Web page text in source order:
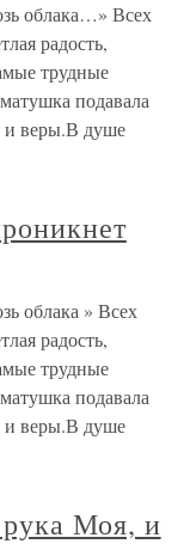
облака…» Всех
радость,
трудные
подавала
и веры.В душе
облака » Всех
радость,
трудные
подавала
и веры.В душе
рука Моя, и